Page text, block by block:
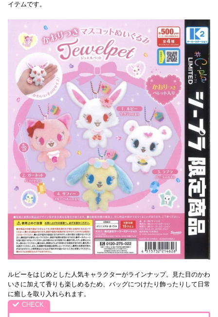
イテムです。
ルビーをはじめとした人気キャラクターがラインナップ。見た目のかわ
いさに加えて香りも楽しめるため、バッグにつけたり飾ったりして日常
に癒しを取り入れられます。